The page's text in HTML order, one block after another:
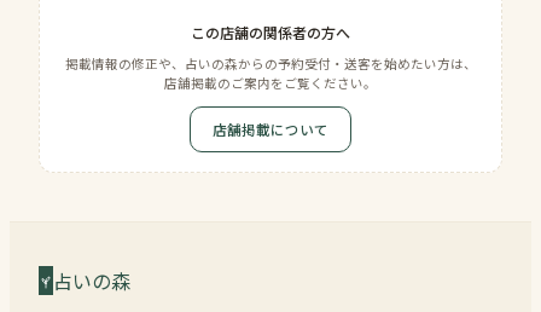
この店舗の関係者の方へ
掲載情報の修正や、占いの森からの予約受付・送客を始めたい方は、
店舗掲載のご案内をご覧ください。
店舗掲載について
占いの森